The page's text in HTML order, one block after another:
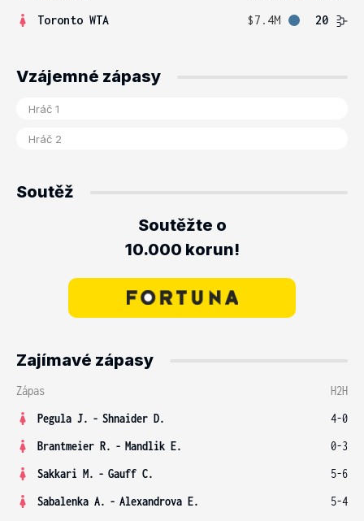
Toronto WTA
$7.4M 20
Vzájemné zápasy
Soutěž
Soutěžte o
10.000 korun!
Zajímavé zápasy
Zápas
H2H
Pegula J. - Shnaider D.
4-0
Brantmeier R. - Mandlik E.
0-3
Sakkari M. - Gauff C.
5-6
Sabalenka A. - Alexandrova E.
5-4